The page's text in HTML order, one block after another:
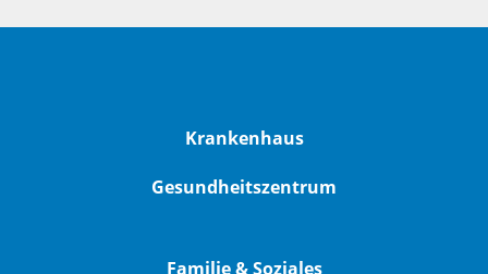
Krankenhaus
Gesundheitszentrum
Familie & Soziales